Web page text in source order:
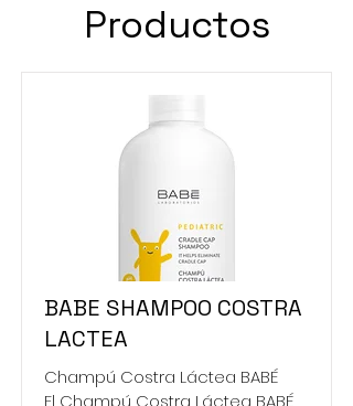
Productos
BABE SHAMPOO COSTRA
LACTEA
Champú Costra Láctea BABÉ